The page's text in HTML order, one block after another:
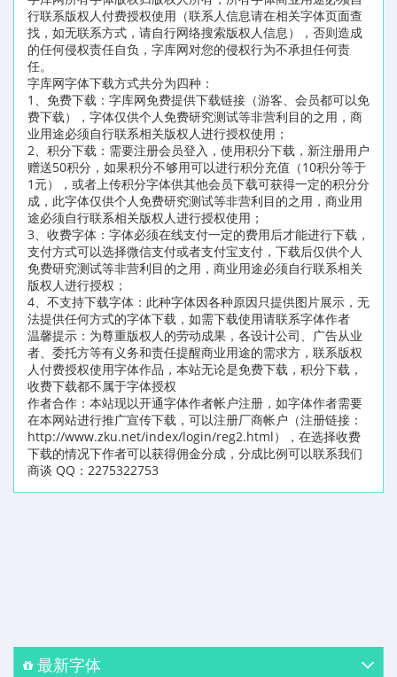
行联系版权人付费授权使用（联系人信息请在相关字体页面查
找，如无联系方式，请自行网络搜索版权人信息），否则造成
的任何侵权责任自负，字库网对您的侵权行为不承担任何责
任。
字库网字体下载方式共分为四种：
1、免费下载：字库网免费提供下载链接（游客、会员都可以免
费下载），字体仅供个人免费研究测试等非营利目的之用，商
业用途必须自行联系相关版权人进行授权使用；
2、积分下载：需要注册会员登入，使用积分下载，新注册用户
赠送50积分，如果积分不够用可以进行积分充值（10积分等于
1元），或者上传积分字体供其他会员下载可获得一定的积分分
成，此字体仅供个人免费研究测试等非营利目的之用，商业用
途必须自行联系相关版权人进行授权使用；
3、收费字体：字体必须在线支付一定的费用后才能进行下载，
支付方式可以选择微信支付或者支付宝支付，下载后仅供个人
免费研究测试等非营利目的之用，商业用途必须自行联系相关
版权人进行授权；
4、不支持下载字体：此种字体因各种原因只提供图片展示，无
法提供任何方式的字体下载，如需下载使用请联系字体作者
温馨提示：为尊重版权人的劳动成果，各设计公司、广告从业
者、委托方等有义务和责任提醒商业用途的需求方，联系版权
人付费授权使用字体作品，本站无论是免费下载，积分下载，
收费下载都不属于字体授权
作者合作：本站现以开通字体作者帐户注册，如字体作者需要
在本网站进行推广宣传下载，可以注册厂商帐户（注册链接：
http://www.zku.net/index/login/reg2.html），在选择收费
下载的情况下作者可以获得佣金分成，分成比例可以联系我们
商谈 QQ：2275322753
最新字体